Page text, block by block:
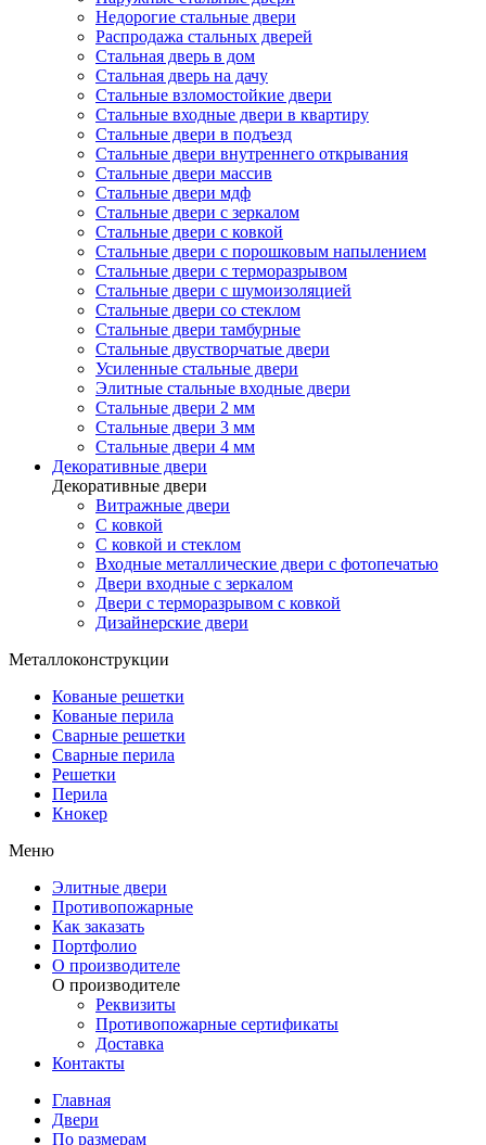
Недорогие стальные двери
Распродажа стальных дверей
Стальная дверь в дом
Стальная дверь на дачу
Стальные взломостойкие двери
Стальные входные двери в квартиру
Стальные двери в подъезд
Стальные двери внутреннего открывания
Стальные двери массив
Стальные двери мдф
Стальные двери с зеркалом
Стальные двери с ковкой
Стальные двери с порошковым напылением
Стальные двери с терморазрывом
Стальные двери с шумоизоляцией
Стальные двери со стеклом
Стальные двери тамбурные
Стальные двустворчатые двери
Усиленные стальные двери
Элитные стальные входные двери
Стальные двери 2 мм
Стальные двери 3 мм
Стальные двери 4 мм
Декоративные двери
Декоративные двери
Витражные двери
С ковкой
С ковкой и стеклом
Входные металлические двери с фотопечатью
Двери входные с зеркалом
Двери с терморазрывом с ковкой
Дизайнерские двери
Металлоконструкции
Кованые решетки
Кованые перила
Сварные решетки
Сварные перила
Решетки
Перила
Кнокер
Меню
Элитные двери
Противопожарные
Как заказать
Портфолио
О производителе
О производителе
Реквизиты
Противопожарные сертификаты
Доставка
Контакты
Главная
Двери
По размерам